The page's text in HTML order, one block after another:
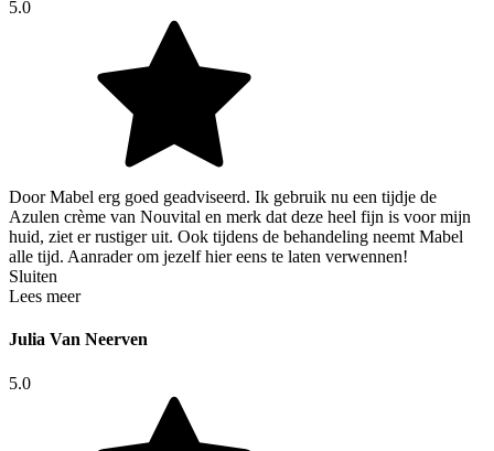
5.0
Door Mabel erg goed geadviseerd. Ik gebruik nu een tijdje de
Azulen crème van Nouvital en merk dat deze heel fijn is voor mijn
huid, ziet er rustiger uit. Ook tijdens de behandeling neemt Mabel
alle tijd. Aanrader om jezelf hier eens te laten verwennen!
Sluiten
Lees meer
Julia Van Neerven
5.0